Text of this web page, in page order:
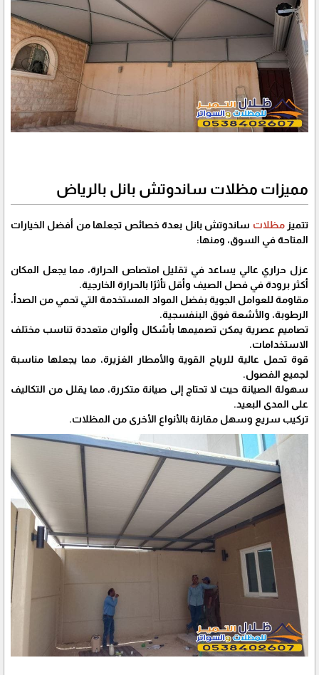
مميزات مظلات ساندوتش بانل بالرياض
تتميز مظلات ساندوتش بانل بعدة خصائص تجعلها من أفضل الخيارات
المتاحة في السوق، ومنها:
عزل حراري عالي يساعد في تقليل امتصاص الحرارة، مما يجعل المكان
أكثر برودة في فصل الصيف وأقل تأثرًا بالحرارة الخارجية.
مقاومة للعوامل الجوية بفضل المواد المستخدمة التي تحمي من الصدأ،
الرطوبة، والأشعة فوق البنفسجية.
تصاميم عصرية يمكن تصميمها بأشكال وألوان متعددة تناسب مختلف
الاستخدامات.
قوة تحمل عالية للرياح القوية والأمطار الغزيرة، مما يجعلها مناسبة
لجميع الفصول.
سهولة الصيانة حيث لا تحتاج إلى صيانة متكررة، مما يقلل من التكاليف
على المدى البعيد.
تركيب سريع وسهل مقارنة بالأنواع الأخرى من المظلات.